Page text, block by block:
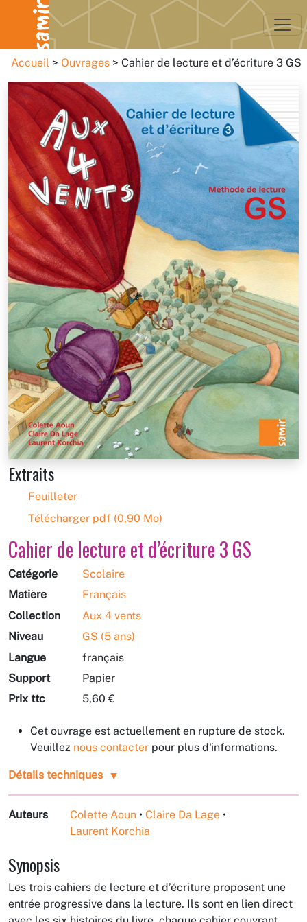
Accueil Ouvrages Cahier de lecture et d’écriture 3 GS
Extraits
Feuilleter
Télécharger pdf (0,90 Mo)
Cahier de lecture et d’écriture 3 GS
Catégorie
Scolaire
Matière
Français
Collection
Aux 4 vents
Niveau
GS (5 ans)
Langue
français
Support
Papier
Prix ttc
5,60 €
Cet ouvrage est actuellement en rupture de stock.
Veuillez nous contacter pour plus d'informations.
Détails techniques
Auteurs Colette Aoun • Claire Da Lage •
Laurent Korchia
Synopsis
Les trois cahiers de lecture et d’écriture proposent une
entrée progressive dans la lecture. Ils sont en lien direct